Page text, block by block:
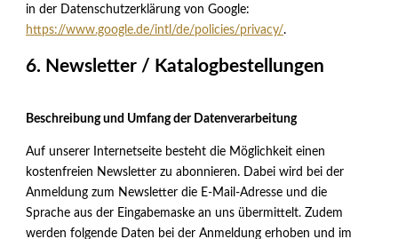
in der Datenschutzerklärung von Google:
https://www.google.de/intl/de/policies/privacy/.
6. Newsletter / Katalogbestellungen
Beschreibung und Umfang der Datenverarbeitung
Auf unserer Internetseite besteht die Möglichkeit einen
kostenfreien Newsletter zu abonnieren. Dabei wird bei der
Anmeldung zum Newsletter die E-Mail-Adresse und die
Sprache aus der Eingabemaske an uns übermittelt. Zudem
werden folgende Daten bei der Anmeldung erhoben und im